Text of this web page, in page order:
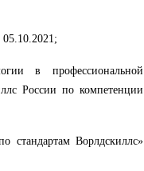
в профессиональной
России по компетенции
стандартам Ворлдскиллс»